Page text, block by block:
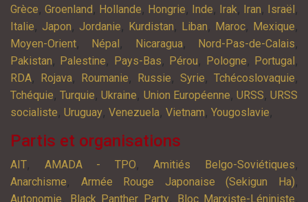
Grèce, Groenland , Hollande, Hongrie, Inde, Irak, Iran, Israël ,
Italie, Japon, Jordanie, Kurdistan, Liban, Maroc, Mexique,
Moyen-Orient, Népal , Nicaragua, Nord-Pas-de-Calais,
Pakistan, Palestine, Pays-Bas, Pérou, Pologne, Portugal ,
RDA, Rojava, Roumanie, Russie, Syrie, Tchécoslovaquie,
Tchéquie,Turquie,Ukraine, Union Européenne, URSS,URSS
socialiste, Uruguay, Venezuela, Vietnam, Yougoslavie,
Partis et organisations
AIT, AMADA - TPO,Amitiés Belgo-Soviétiques,
Anarchisme, Armée Rouge Japonaise (Sekigun Ha),
Autonomie Black Panther Party Bloc Marxiste-Léniniste